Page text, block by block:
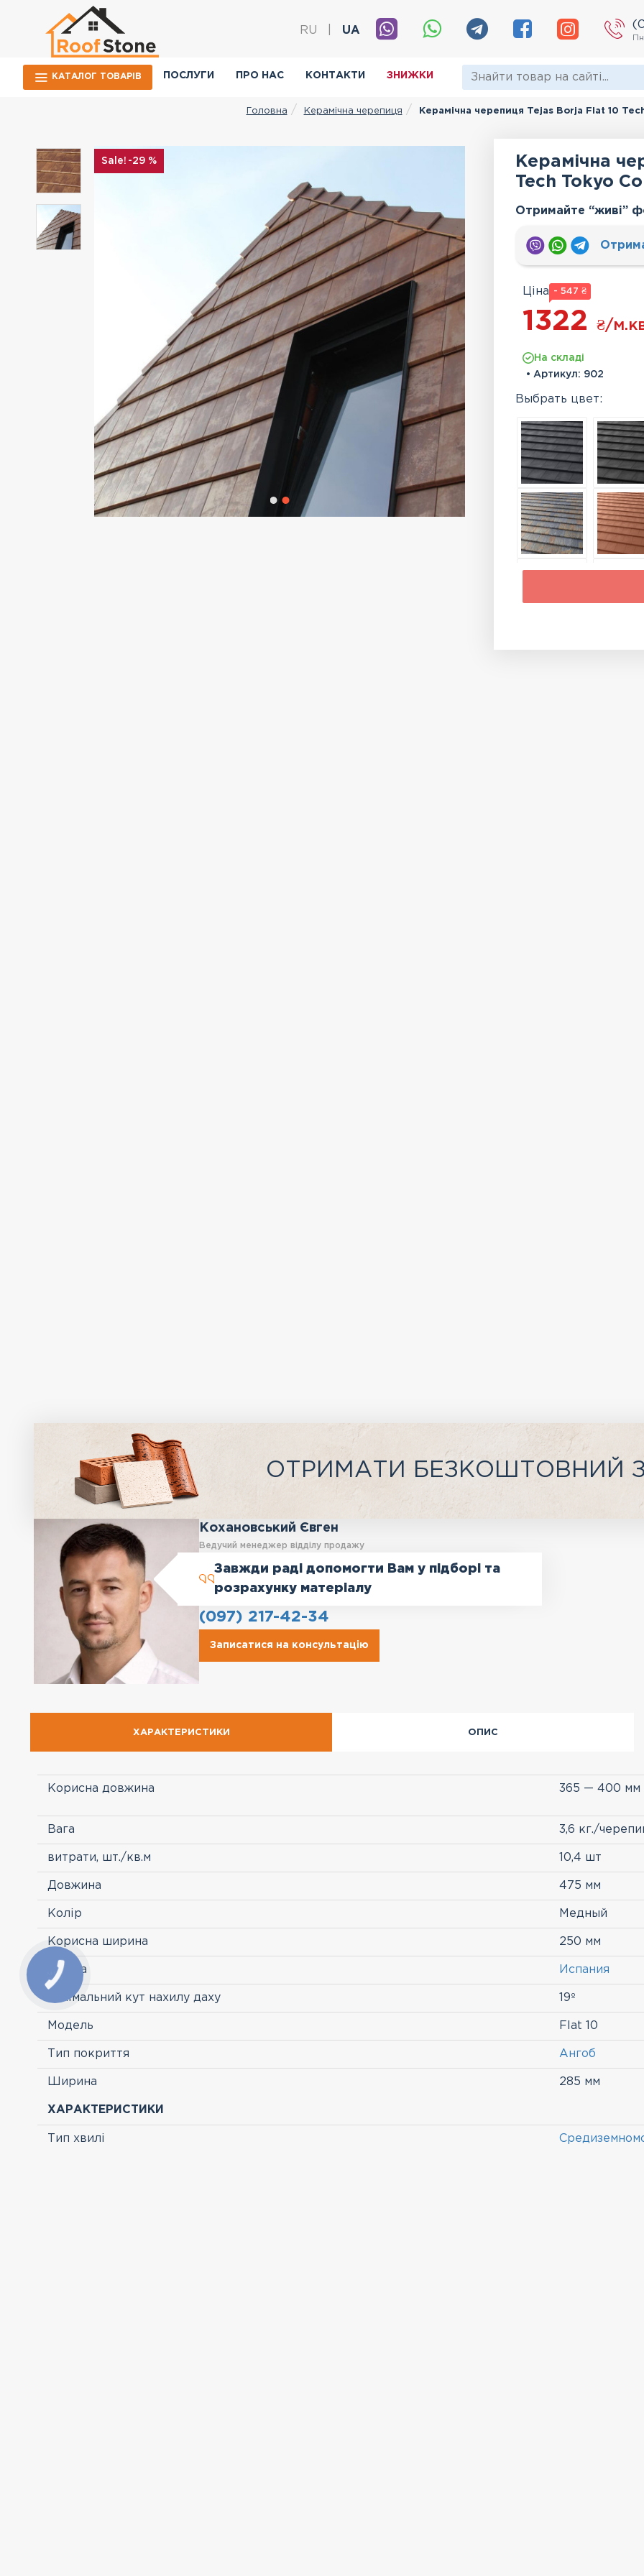
RU UA
КАТАЛОГ ТОВАРIВ ПОСЛУГИ ПРО НАС КОНТАКТИ ЗНИЖКИ
Головна Керамічна черепиця Керамічна черепиця Tejas Borja Flat 10
-29 %
Керамічна
Tech Tokyo
Отримайте “живі”
Ціна - 547 ₴
1322 ₴/
На складі
• Артикул: 902
Выбрать цвет:
ОТРИМАТИ БЕЗКОШТОВНИЙ
Кохановський Євген
Ведучий менеджер відділу продажу
Завжди раді допомогти Вам у підборі та
розрахунку матеріалу
(097) 217-42-34
Записатися на консультацію
ХАРАКТЕРИСТИКИ ОПИС
Корисна довжина 365 — 400 мм
Вага 3,6 кг./
витрати, шт./кв.м 10,4 шт
Довжина 475 мм
Колір Медный
Корисна ширина 250 мм
Країна Испания
Мінімальний кут нахилу даху 19º
Модель Flat 10
Тип покриття Ангоб
Ширина 285 мм
ХАРАКТЕРИСТИКИ
Тип хвилі